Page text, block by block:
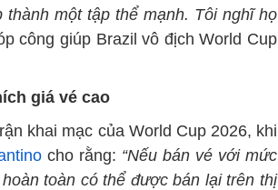
một tập thể mạnh. Tôi nghĩ họ
công giúp Brazil vô địch World Cup
giá vé cao
khai mạc của World Cup 2026, khi
cho rằng: “Nếu bán vé với mức
toàn có thể được bán lại trên thị